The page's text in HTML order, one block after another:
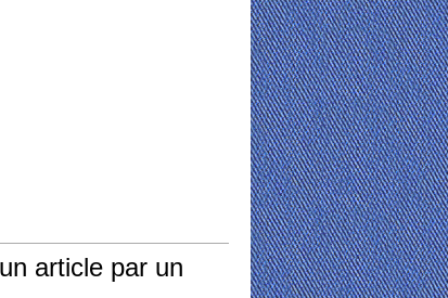
article par un